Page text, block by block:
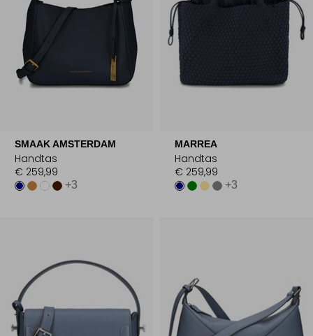
SMAAK AMSTERDAM
Handtas
€ 259,99
+3
MARREA
Handtas
€ 259,99
+3